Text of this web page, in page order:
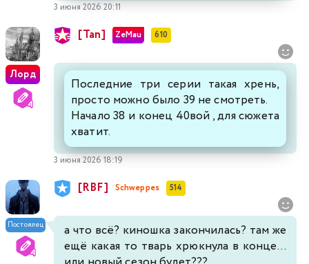
3 июня 2026 20:11
Лорд
[Tan] ZeMau 610
Последние три серии такая хрень,
просто можно было 39 не смотреть.
Начало 38 и конец 40вой , для сюжета
хватит.
3 июня 2026 18:19
Постоялец
[RBF] Schweppes 514
а что всё? киношка закончилась? там же
ещё какая то тварь хрюкнула в конце...